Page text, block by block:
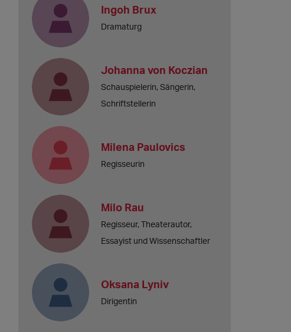
Ingoh Brux
Dramaturg
Johanna von Koczian
Schauspielerin, Sängerin,
Schriftstellerin
Milena Paulovics
Regisseurin
Milo Rau
Regisseur, Theaterautor,
Essayist und Wissenschaftler
Oksana Lyniv
Dirigentin